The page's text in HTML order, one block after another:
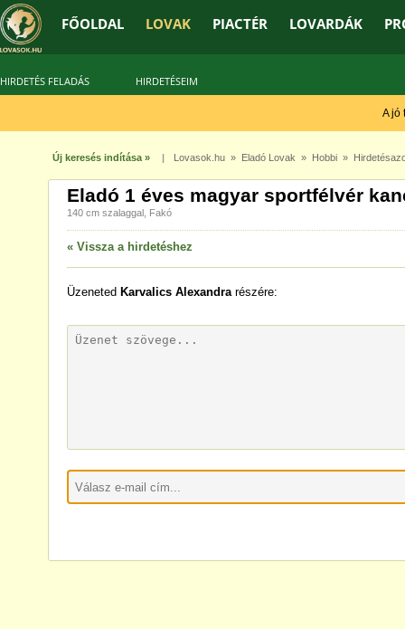
FŐOLDAL LOVAK PIACTÉR LOVARDÁK
HIRDETÉS FELADÁS HIRDETÉSEIM
A jó
Új keresés indítása » | Lovasok.hu» Eladó Lovak » Hobbi»
Eladó 1 éves magyar sportfélvér
140 cm szalaggal, Fakó
« Vissza a hirdetéshez
Üzeneted Karvalics Alexandrarészére: